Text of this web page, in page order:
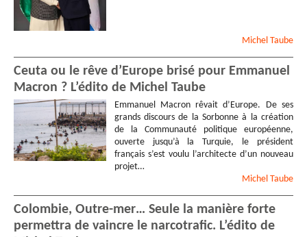
Michel Taube
Ceuta ou le rêve d’Europe brisé pour Emmanuel
Macron ? L’édito de Michel Taube
Emmanuel Macron rêvait d’Europe. De ses
grands discours de la Sorbonne à la création
de la Communauté politique européenne,
ouverte jusqu’à la Turquie, le président
français s’est voulu l’architecte d’un nouveau
projet…
Michel Taube
Colombie, Outre-mer… Seule la manière forte
permettra de vaincre le narcotrafic. L’édito de